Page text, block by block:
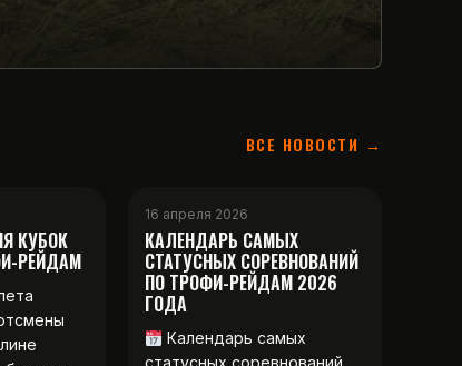
ВСЕ НОВОСТИ →
КУБОК
РЕЙДАМ
16 апреля 2026
КАЛЕНДАРЬ САМЫХ
СТАТУСНЫХ СОРЕВНОВАНИЙ
ПО ТРОФИ-РЕЙДАМ 2026
ГОДА
Календарь самых